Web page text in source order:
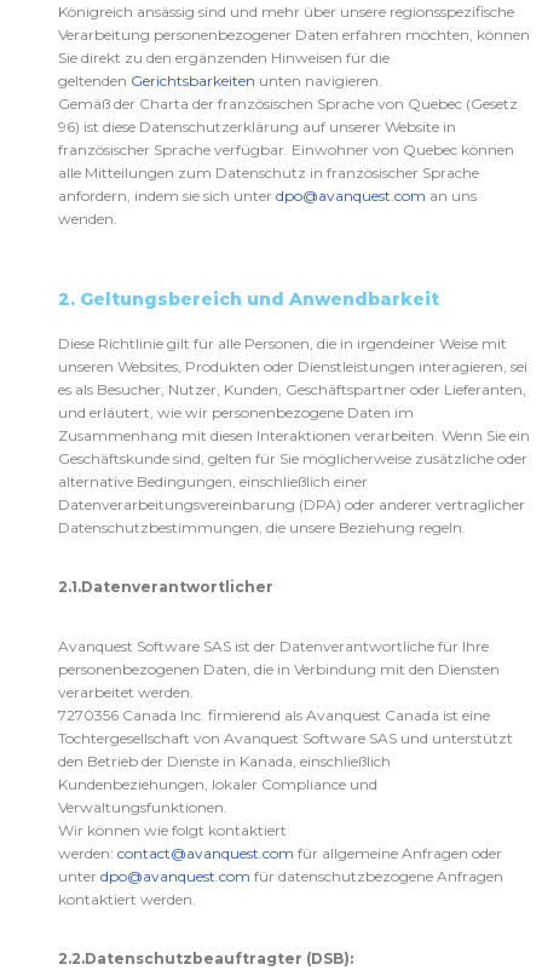
Königreich ansässig sind und mehr über unsere regionsspezifische
Verarbeitung personenbezogener Daten erfahren möchten, können
Sie direkt zu den ergänzenden Hinweisen für die
geltenden Gerichtsbarkeiten unten navigieren.
Gemäß der Charta der französischen Sprache von Quebec (Gesetz
96) ist diese Datenschutzerklärung auf unserer Website in
französischer Sprache verfügbar. Einwohner von Quebec können
alle Mitteilungen zum Datenschutz in französischer Sprache
anfordern, indem sie sich unter dpo@avanquest.com an uns
wenden.
2. Geltungsbereich und Anwendbarkeit
Diese Richtlinie gilt für alle Personen, die in irgendeiner Weise mit
unseren Websites, Produkten oder Dienstleistungen interagieren, sei
es als Besucher, Nutzer, Kunden, Geschäftspartner oder Lieferanten,
und erläutert, wie wir personenbezogene Daten im
Zusammenhang mit diesen Interaktionen verarbeiten. Wenn Sie ein
Geschäftskunde sind, gelten für Sie möglicherweise zusätzliche oder
alternative Bedingungen, einschließlich einer
Datenverarbeitungsvereinbarung (DPA) oder anderer vertraglicher
Datenschutzbestimmungen, die unsere Beziehung regeln.
2.1.Datenverantwortlicher
Avanquest Software SAS ist der Datenverantwortliche für Ihre
personenbezogenen Daten, die in Verbindung mit den Diensten
verarbeitet werden.
7270356 Canada Inc. firmierend als Avanquest Canada ist eine
Tochtergesellschaft von Avanquest Software SAS und unterstützt
den Betrieb der Dienste in Kanada, einschließlich
Kundenbeziehungen, lokaler Compliance und
Verwaltungsfunktionen.
Wir können wie folgt kontaktiert
werden: contact@avanquest.com für allgemeine Anfragen oder
unter dpo@avanquest.com für datenschutzbezogene Anfragen
kontaktiert werden.
2.2.Datenschutzbeauftragter (DSB):